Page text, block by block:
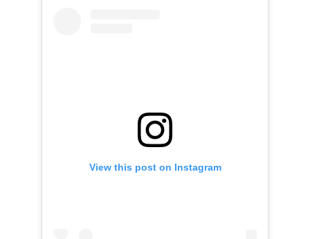
View this post on Instagram